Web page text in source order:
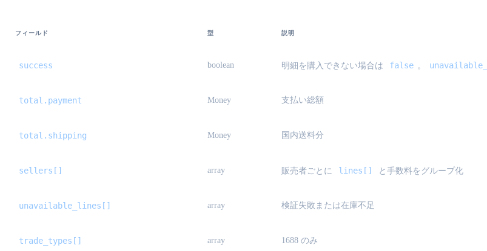
フィールド 型 説明
success boolean 明細を購入できない場合は false 。
total.payment Money 支払い総額
total.shipping Money 国内送料分
sellers[] array 販売者ごとに lines[] と手数料をグループ化
unavailable_lines[] array 検証失敗または在庫不足
trade_types[] array 1688 のみ